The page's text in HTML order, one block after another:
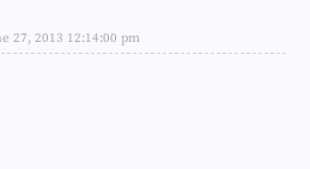
27, 2013 12:14:00 pm